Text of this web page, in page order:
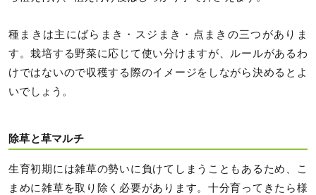
種まきは主にばらまき・スジまき・点まきの三つがありま
す。栽培する野菜に応じて使い分けますが、ルールがあるわ
けではないので収穫する際のイメージをしながら決めるとよ
いでしょう。
除草と草マルチ
生育初期には雑草の勢いに負けてしまうこともあるため、こ
まめに雑草を取り除く必要があります。十分育ってきたら様